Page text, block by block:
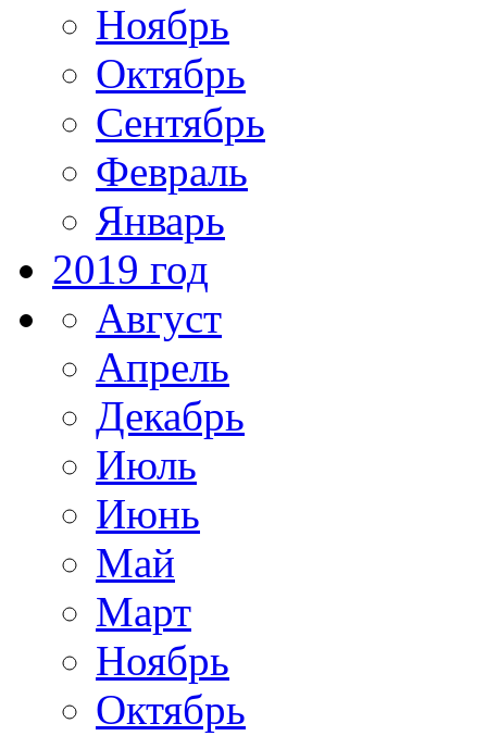
Ноябрь
Октябрь
Сентябрь
Февраль
Январь
2019 год
Август
Апрель
Декабрь
Июль
Июнь
Май
Март
Ноябрь
Октябрь